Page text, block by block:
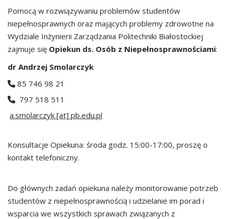
Pomocą w rozwiązywaniu problemów studentów
niepełnosprawnych oraz mających problemy zdrowotne na
Wydziale Inżynierii Zarządzania Politechniki Białostockiej
zajmuje się Opiekun ds. Osób z Niepełnosprawnościami:
dr Andrzej Smolarczyk
85 746 98 21
797 518 511
a.smolarczyk [at] pb.edu.pl
Konsultacje Opiekuna: środa godz. 15:00-17:00, proszę o
kontakt telefoniczny.
Do głównych zadań opiekuna należy monitorowanie potrzeb
studentów z niepełnosprawnością i udzielanie im porad i
wsparcia we wszystkich sprawach związanych z